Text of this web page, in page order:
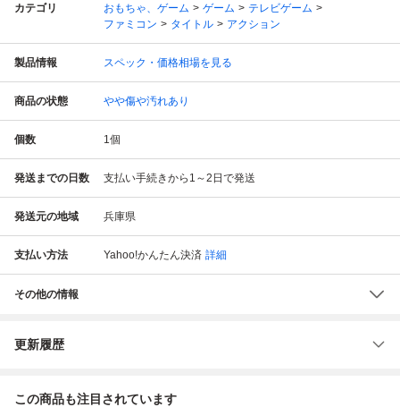
カテゴリ おもちゃ、ゲーム ゲーム
テレビゲーム
ファミコン
タイトル アクション
製品情報 スペック・価格相場を見る
商品の状態 やや傷や汚れあり
個数 1個
発送までの日数 支払い手続きから1～2日で発送
発送元の地域 兵庫県
支払い方法 Yahoo!かんたん決済 詳細
その他の情報
更新履歴
この商品も注目されています